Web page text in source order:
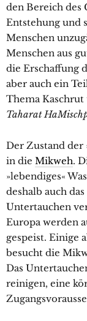
den Bereich des
Entstehung und
Menschen
Menschen aus
die Erschaffung
aber auch ein
Thema
Taharat
Der Zustand der
in die Mikweh.
»lebendiges«
deshalb auch
Untertauchen
Europa werden
gespeist. Einige
besucht die
Das
reinigen, eine